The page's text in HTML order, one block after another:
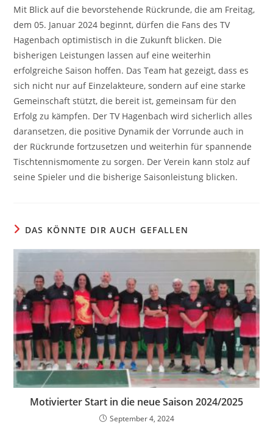
Mit Blick auf die bevorstehende Rückrunde, die am Freitag,
dem 05. Januar 2024 beginnt, dürfen die Fans des TV
Hagenbach optimistisch in die Zukunft blicken. Die
bisherigen Leistungen lassen auf eine weiterhin
erfolgreiche Saison hoffen. Das Team hat gezeigt, dass es
sich nicht nur auf Einzelakteure, sondern auf eine starke
Gemeinschaft stützt, die bereit ist, gemeinsam für den
Erfolg zu kämpfen. Der TV Hagenbach wird sicherlich alles
daransetzen, die positive Dynamik der Vorrunde auch in
der Rückrunde fortzusetzen und weiterhin für spannende
Tischtennismomente zu sorgen. Der Verein kann stolz auf
seine Spieler und die bisherige Saisonleistung blicken.
DAS KÖNNTE DIR AUCH GEFALLEN
Motivierter Start in die neue Saison 2024/2025
September 4, 2024